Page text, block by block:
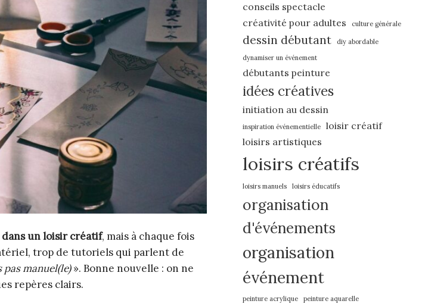
un loisir créatif, mais à chaque fois
trop de tutoriels qui parlent de
manuel(le)». Bonne nouvelle : on ne
repères clairs.
conseils spectacle
créativité pour adultes
culture générale
dessin débutant
diy abordable
dynamiser un événement
débutants peinture
idées créatives
initiation au dessin
inspiration événementielle
loisir créatif
loisirs artistiques
loisirs créatifs
loisirs manuels loisirs éducatifs
organisation
d'événements
organisation
événement
peinture acrylique
peinture aquarelle